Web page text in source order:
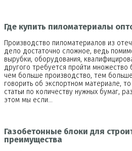
Где купить пиломатериалы
Производство пиломатериалов из
дело достаточно сложное, ведь
вырубки, оборудования,
другого требуется пройти множество
чем больше производство, тем
говорить об экспортном материале,
статьи по количеству нужных бумаг,
этом мы если…
Газобетонные блоки для
преимущества